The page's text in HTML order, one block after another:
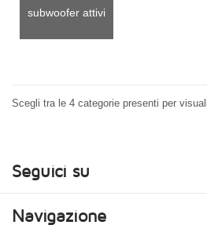
subwoofer attivi
Scegli tra le 4 categorie presenti per
Seguici su
Navigazione